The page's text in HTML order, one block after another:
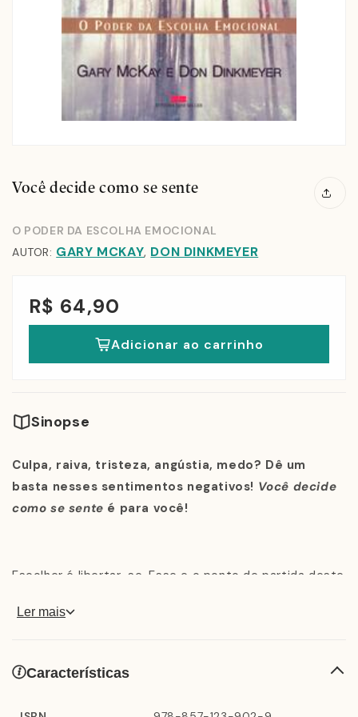
Você decide como se sente
O PODER DA ESCOLHA EMOCIONAL
AUTOR: GARY MCKAY, DON DINKMEYER
R$ 64,90
Adicionar ao carrinho
Sinopse
Culpa, raiva, tristeza, angústia, medo? Dê um
basta nesses sentimentos negativos! Você decide
como se sente é para você!
Escolher é libertar-se. Esse e o ponto de partida deste
psicanalistas de prestígio com larga experiência clinica
revolucionárias para uma profunda transformação
interior. Eles mostram que todos temos controle
Ler mais
Características